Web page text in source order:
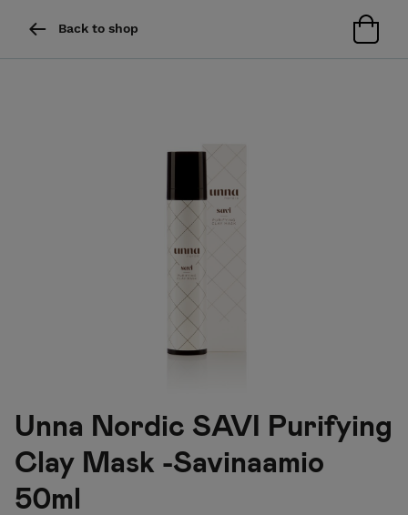
Back to shop
Unna Nordic SAVI Purifying
Clay Mask -Savinaamio
50ml